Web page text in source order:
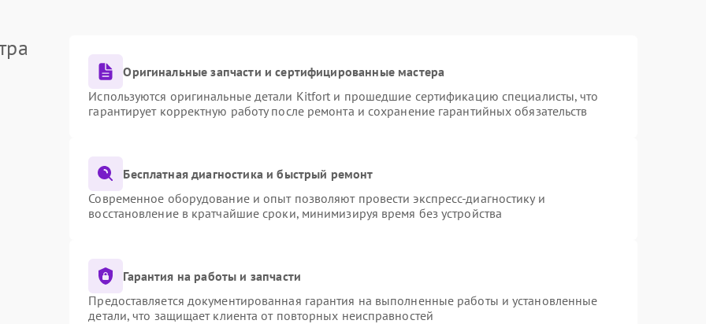
Оригинальные запчасти и сертифицированные мастера
Используются оригинальные детали Kitfort и прошедшие сертификацию специалисты, что
гарантирует корректную работу после ремонта и сохранение гарантийных обязательств
Бесплатная диагностика и быстрый ремонт
Современное оборудование и опыт позволяют провести экспресс-диагностику и
восстановление в кратчайшие сроки, минимизируя время без устройства
Гарантия на работы и запчасти
Предоставляется документированная гарантия на выполненные работы и установленные
детали, что защищает клиента от повторных неисправностей